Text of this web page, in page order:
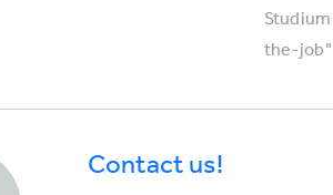
the-
Contact us!